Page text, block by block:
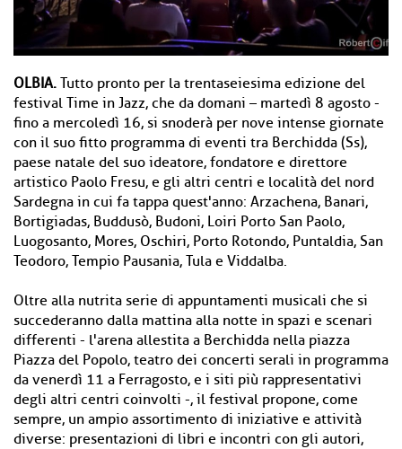
OLBIA. Tutto pronto per la trentaseiesima edizione del
festival Time in Jazz, che da domani – martedì 8 agosto -
fino a mercoledì 16, si snoderà per nove intense giornate
con il suo fitto programma di eventi tra Berchidda (Ss),
paese natale del suo ideatore, fondatore e direttore
artistico Paolo Fresu, e gli altri centri e località del nord
Sardegna in cui fa tappa quest'anno: Arzachena, Banari,
Bortigiadas, Buddusò, Budoni, Loiri Porto San Paolo,
Luogosanto, Mores, Oschiri, Porto Rotondo, Puntaldia, San
Teodoro, Tempio Pausania, Tula e Viddalba.
Oltre alla nutrita serie di appuntamenti musicali che si
succederanno dalla mattina alla notte in spazi e scenari
differenti - l'arena allestita a Berchidda nella piazza
Piazza del Popolo, teatro dei concerti serali in programma
da venerdì 11 a Ferragosto, e i siti più rappresentativi
degli altri centri coinvolti -, il festival propone, come
sempre, un ampio assortimento di iniziative e attività
diverse: presentazioni di libri e incontri con gli autori,